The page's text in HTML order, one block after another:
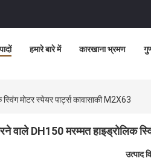
हमारे बारे में कारखाना भ्रमण
मोटर स्पेयर पार्ट्स कावासाकी M2X63
वाले DH150 मरम्मत हाइड्रोलिक
उत्पाद